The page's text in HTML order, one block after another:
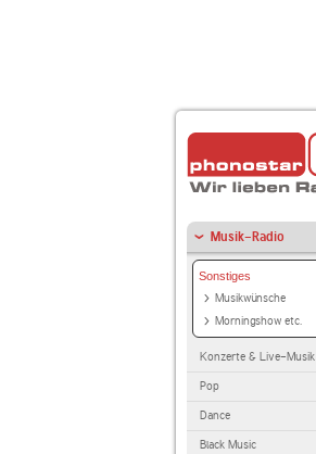
Musik-Radio
Sonstiges
Musikwünsche
Morningshow etc.
Konzerte & Live-Musik
Pop
Dance
Black Music